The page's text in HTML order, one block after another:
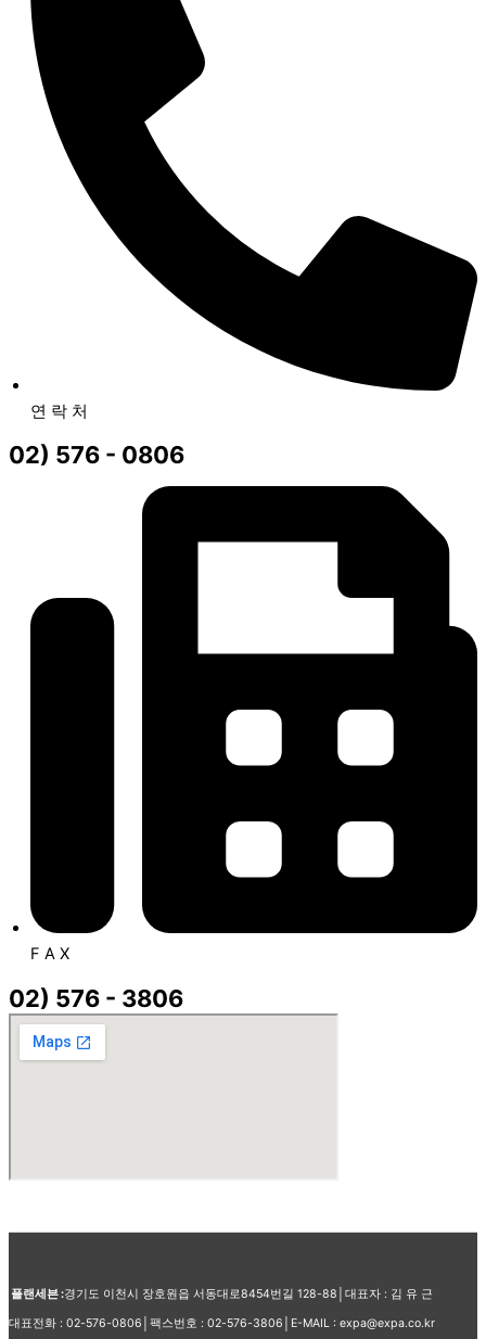
연 락 처
02) 576 - 0806
F A X
02) 576 - 3806
플랜세븐 :경기도 이천시 장호원읍 서동대로8454번길 128-88│대표자 : 김 유 근
대표전화 : 02-576-0806│팩스번호 : 02-576-3806│E-MAIL : expa@expa.co.kr